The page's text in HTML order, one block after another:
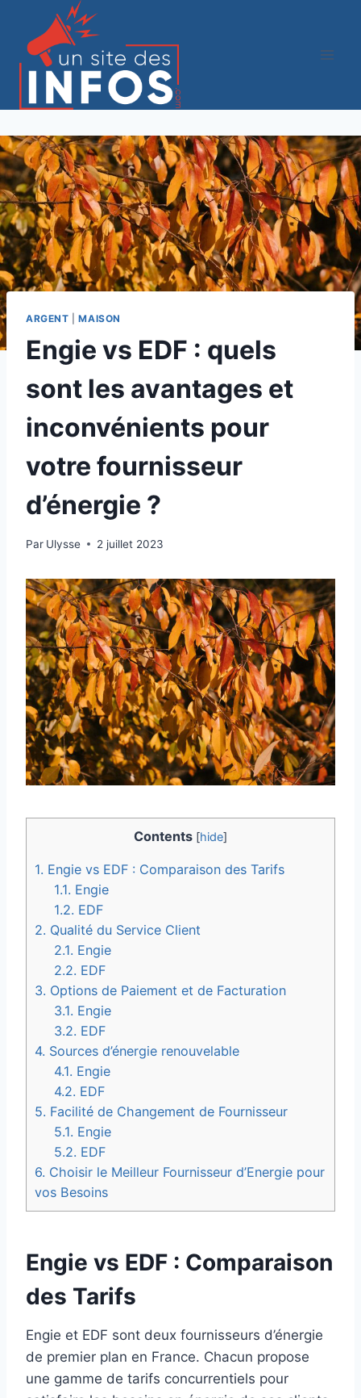
contenu
ARGENT |MAISON
Engie vs EDF : quels
sont les avantages et
inconvénients pour
votre fournisseur
d’énergie ?
Par Ulysse 2 juillet 2023
Contents [hide]
1. Engie vs EDF : Comparaison des Tarifs
1.1. Engie
1.2. EDF
2. Qualité du Service Client
2.1. Engie
2.2. EDF
3. Options de Paiement et de Facturation
3.1. Engie
3.2. EDF
4. Sources d’énergie renouvelable
4.1. Engie
4.2. EDF
5. Facilité de Changement de Fournisseur
5.1. Engie
5.2. EDF
6. Choisir le Meilleur Fournisseur d’Energie pour
vos Besoins
Engie vs EDF : Comparaison
des Tarifs
Engie et EDF sont deux fournisseurs d’énergie
de premier plan en France. Chacun propose
une gamme de tarifs concurrentiels pour